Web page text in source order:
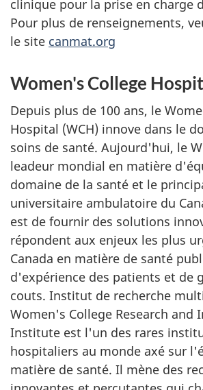
clinique pour la prise en charge
Pour plus de renseignements,
le site canmat.org
Women's College
Depuis plus de 100 ans, le
Hospital (WCH) innove dans le
soins de santé. Aujourd'hui, le
leadeur mondial en matière
domaine de la santé et le
universitaire ambulatoire du
est de fournir des solutions
répondent aux enjeux les plus
Canada en matière de santé
d'expérience des patients et de
couts. Institut de recherche
Women's College Research and
Institute est l'un des rares
hospitaliers au monde axé sur
matière de santé. Il mène des